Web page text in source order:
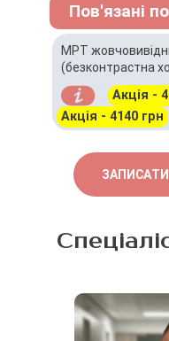
Пов'язані
МРТ
(безконтрастна
Акція -
Акція - 4140 грн